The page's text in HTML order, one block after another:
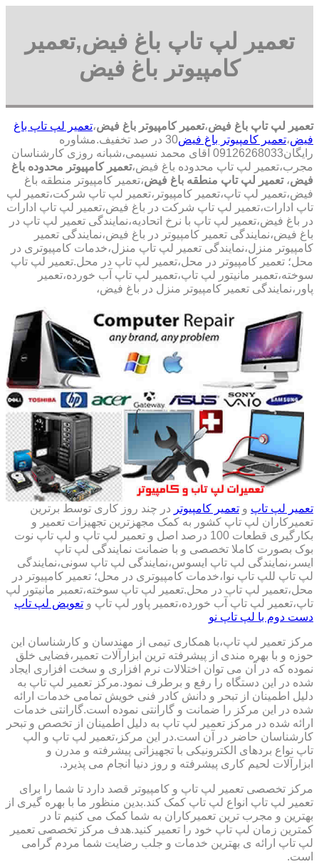
تعمیر لپ تاپ باغ فیض,تعمیر
کامپیوتر باغ فیض
تعمیر لپ تاپ باغ فیض،تعمیر کامپیوتر باغ فیض،تعمیر لپ تاپ باغ
فیض،تعمیر کامپیوتر باغ فیض
30 در صد تخفیف.مشاوره
رایگان09126268033 آقای محمد نسیمی،شبانه روزی کارشناسان
مجرب،تعمیر لپ تاپ محدوده باغ فیض،تعمیر کامپیوتر محدوده باغ
فیض، تعمیر لپ تاپ منطقه باغ فیض،تعمیر کامپیوتر منطقه باغ
فیض،تعمیر لپ تاپ،تعمیر کامپیوتر،تعمیر لپ تاپ شرکت،تعمیر لپ
تاپ ادارات،تعمیر لپ تاپ شرکت در باغ فیض،تعمیر لپ تاپ ادارات
در باغ فیض،تعمیر لپ تاپ با نرخ اتحادیه،نمایندگی تعمیر لپ تاپ در
باغ فیض،نمایندگی تعمیر کامپیوتر در باغ فیض،نمایندگی تعمیر
کامپیوتر منزل،نمایندگی تعمیر لپ تاپ منزل،خدمات کامپیوتری در
محل؛ تعمیر کامپیوتر در محل،تعمیر لپ تاپ در محل.تعمیر لپ تاپ
سوخته،تعمبر مانیتور لپ تاپ،تعمیر لپ تاپ آب خورده،تعمیر
پاور،نمایندگی تعمیر کامپیوتر منزل در باغ فیض،
تعمیر لپ تاپ و تعمیر کامپیوتر در چند روز کاری توسط برترین
تعمیرکاران لپ تاپ کشور به کمک مجهزترین تجهیزات تعمیر و
بکارگیری قطعات 100 درصد اصل و تعمیر لپ تاپ و لپ تاپ نوت
بوک بصورت کاملا تخصصی و با ضمانت نمایندگی لپ تاپ
ایسر،نمایندگی لپ تاپ ایسوس،نمایندگی لپ تاپ سونی،نمایندگی
لپ تاپ للپ تاپ نوا،خدمات کامپیوتری در محل؛ تعمیر کامپیوتر در
محل،تعمیر لپ تاپ در محل.تعمیر لپ تاپ سوخته،تعمبر مانیتور لپ
تاپ،تعمیر لپ تاپ آب خورده،تعمیر پاور لپ تاپ و تعویض لپ تاپ
دست دوم با لپ تاپ نو
مرکز تعمیر لپ تاپ،با همکاری تیمی از مهندسان و کارشناسان این
حوزه و با بهره مندی از پیشرفته ترین ابزارآلات تعمیر،فضایی خلق
نموده که در آن می توان اختلالات نرم افزاری و سخت افزاری ایجاد
شده در این دستگاه را رفع و برطرف نمود.مرکز تعمیر لپ تاپ به
دلیل اطمینان از تبحر و دانش کادر فنی خویش تمامی خدمات ارائه
شده در این مرکز را ضمانت و گارانتی نموده است.گارانتی خدمات
ارائه شده در مرکز تعمیر لپ تاپ به دلیل اطمینان از تخصص و تبحر
کارشناسان حاضر در آن است.در این مرکز،تعمیر لپ تاپ و الپ
تاپ نواع بردهای الکترونیکی با تجهیزاتی پیشرفته و مدرن و
ابزارآلات لحیم کاری پیشرفته و روز دنیا انجام می پذیرد.
مرکز تخصصی تعمیر لپ تاپ و کامپیوتر قصد دارد تا شما را برای
تعمیر لپ تاپ انواع لپ تاپ کمک کند.بدین منظور ما با بهره گیری از
بهترین و مجرب ترین تعمیرکاران به شما کمک می کنیم تا در
کمترین زمان لپ تاپ خود را تعمیر کنید.هدف مرکز تخصصی تعمیر
لپ تاپ ارائه ی بهترین خدمات و جلب رضایت شما مردم گرامی
است.